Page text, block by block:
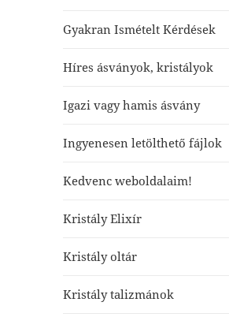
Gyakran Ismételt Kérdések
Híres ásványok, kristályok
Igazi vagy hamis ásvány
Ingyenesen letölthető fájlok
Kedvenc weboldalaim!
Kristály Elixír
Kristály oltár
Kristály talizmánok